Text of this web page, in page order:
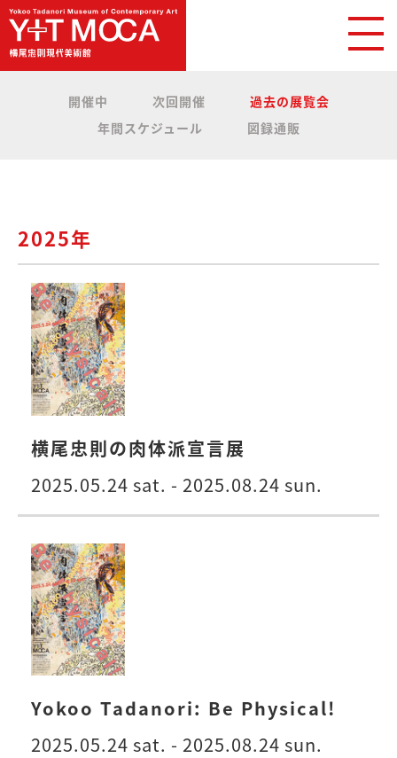
開催中 次回開催
過去の展覧会
年間スケジュール
図録通販
2025年
横尾忠則の肉体派宣言展
2025.05.24 sat. - 2025.08.24 sun.
Yokoo Tadanori: Be Physical!
2025.05.24 sat. - 2025.08.24 sun.